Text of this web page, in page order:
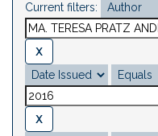
Current filters: